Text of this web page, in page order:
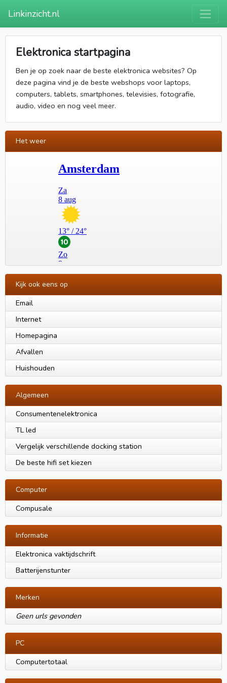
Linkinzicht.nl
Elektronica startpagina
Ben je op zoek naar de beste elektronica websites? Op
deze pagina vind je de beste webshops voor laptops,
computers, tablets, smartphones, televisies, fotografie,
audio, video en nog veel meer.
Het weer
Kijk ook eens op
Email
Internet
Homepagina
Afvallen
Huishouden
Algemeen
Consumentenelektronica
TL led
Vergelijk verschillende docking station
De beste hifi set kiezen
Computer
Compusale
Informatie
Elektronica vaktijdschrift
Batterijenstunter
Merken
Geen urls gevonden
PC
Computertotaal